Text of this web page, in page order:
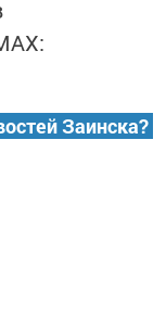
Заинска?